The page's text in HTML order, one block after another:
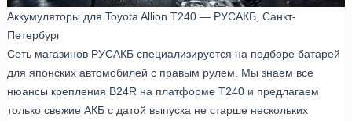
Аккумуляторы для Toyota Allion T240 — РУСАКБ, Санкт-
Петербург
Сеть магазинов РУСАКБ специализируется на подборе батарей
для японских автомобилей с правым рулем. Мы знаем все
нюансы крепления B24R на платформе T240 и предлагаем
только свежие АКБ с датой выпуска не старше нескольких